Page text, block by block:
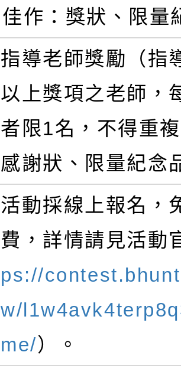
佳作：獎狀、限量
指導老師獎勵（指
以上獎項之老師，
者限1名，不得重
感謝狀、限量紀念
活動採線上報名，
費，詳情請見活動
ps://
w/
me/）。